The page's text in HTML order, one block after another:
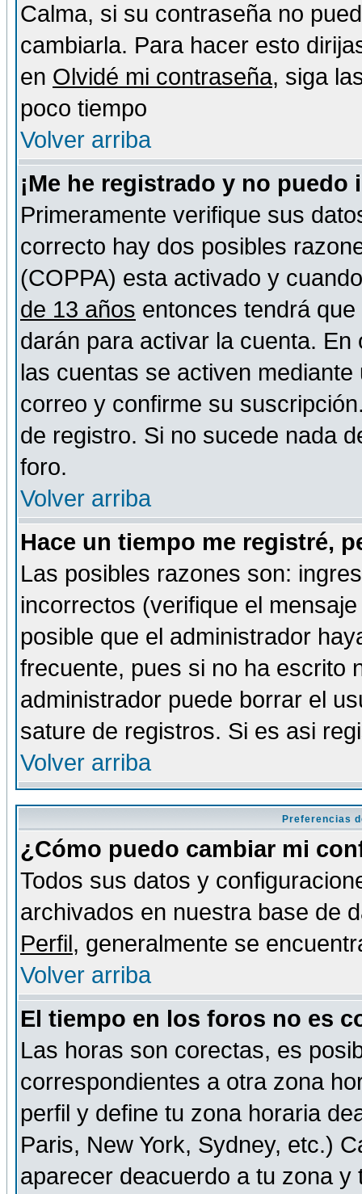
Calma, si su contraseña no
cambiarla. Para hacer esto
en Olvidé mi contraseña, siga
poco tiempo
Volver arriba
¡Me he registrado y no puedo
Primeramente verifique sus
correcto hay dos posibles
(COPPA) esta activado y
de 13 años entonces tendrá
darán para activar la cuenta.
las cuentas se activen
correo y confirme su
de registro. Si no sucede nada
foro.
Volver arriba
Hace un tiempo me registré,
Las posibles razones son:
incorrectos (verifique el
posible que el administrador
frecuente, pues si no ha escrito
administrador puede borrar el
sature de registros. Si es asi
Volver arriba
Preferencias
¿Cómo puedo cambiar mi
Todos sus datos y
archivados en nuestra base de
Perfil, generalmente se
Volver arriba
El tiempo en los foros no es
Las horas son corectas, es
correspondientes a otra zona
perfil y define tu zona horaria
Paris, New York, Sydney, etc.)
aparecer deacuerdo a tu zona